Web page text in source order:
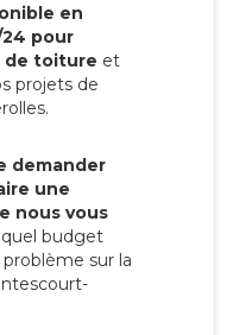
en
pour
de toiture et
projets de
demander
une
nous vous
budget
sur la